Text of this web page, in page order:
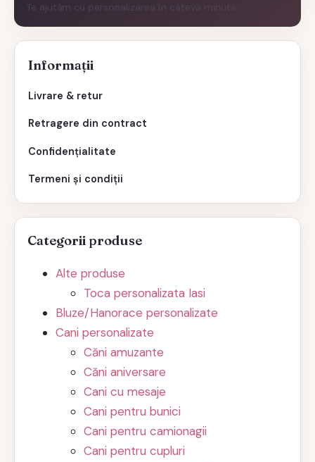
Te ajutăm cu personalizarea în câteva minute.
Informații
Livrare & retur
Retragere din contract
Confidențialitate
Termeni și condiții
Categorii produse
Alte produse
Toca personalizata Iasi
Bluze/Hanorace personalizate
Cani personalizate
Căni amuzante
Căni aniversare
Cani cu mesaje
Cani pentru bunici
Cani pentru camionagii
Cani pentru cupluri